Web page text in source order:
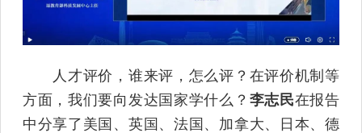
人才评价，谁来评，怎么评？在评价机制等
方面，我们要向发达国家学什么？ 李志民在报告
中分享了美国、英国、法国、加拿大、日本、德